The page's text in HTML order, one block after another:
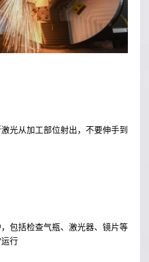
光从加工部位射出，不要伸手到
包括检查气瓶、激光器、镜片等
行